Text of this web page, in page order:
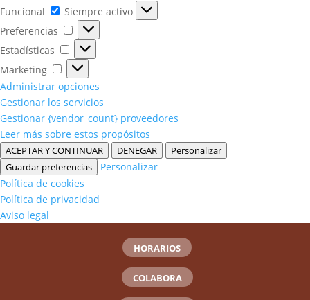
Funcional
Funcional
Siempre activo
Preferencias
Preferencias
Estadísticas
Estadísticas
Marketing
Marketing
Administrar opciones
Gestionar los servicios
Gestionar {vendor_count} proveedores
Leer más sobre estos propósitos
ACEPTAR Y CONTINUAR DENEGAR
Personalizar
Guardar preferencias
Personalizar
Política de cookies
Política de privacidad
Aviso legal
HORARIOS
COLABORA